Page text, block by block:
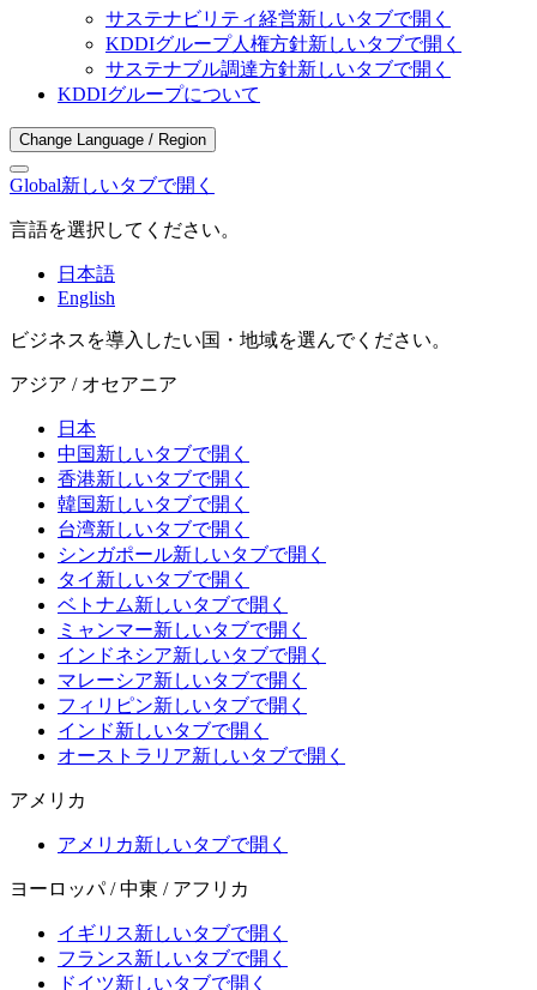
サステナビリティ経営新しいタブで開く
KDDIグループ人権方針新しいタブで開く
サステナブル調達方針新しいタブで開く
KDDIグループについて
Change Language / Region
Global新しいタブで開く
言語を選択してください。
日本語
English
ビジネスを導入したい国・地域を選んでください。
アジア / オセアニア
日本
中国新しいタブで開く
香港新しいタブで開く
韓国新しいタブで開く
台湾新しいタブで開く
シンガポール新しいタブで開く
タイ 新しいタブで開く
ベトナム新しいタブで開く
ミャンマー新しいタブで開く
インドネシア新しいタブで開く
マレーシア新しいタブで開く
フィリピン新しいタブで開く
インド新しいタブで開く
オーストラリア新しいタブで開く
アメリカ
アメリカ新しいタブで開く
ヨーロッパ / 中東 / アフリカ
イギリス新しいタブで開く
フランス新しいタブで開く
ドイツ新しいタブで開く